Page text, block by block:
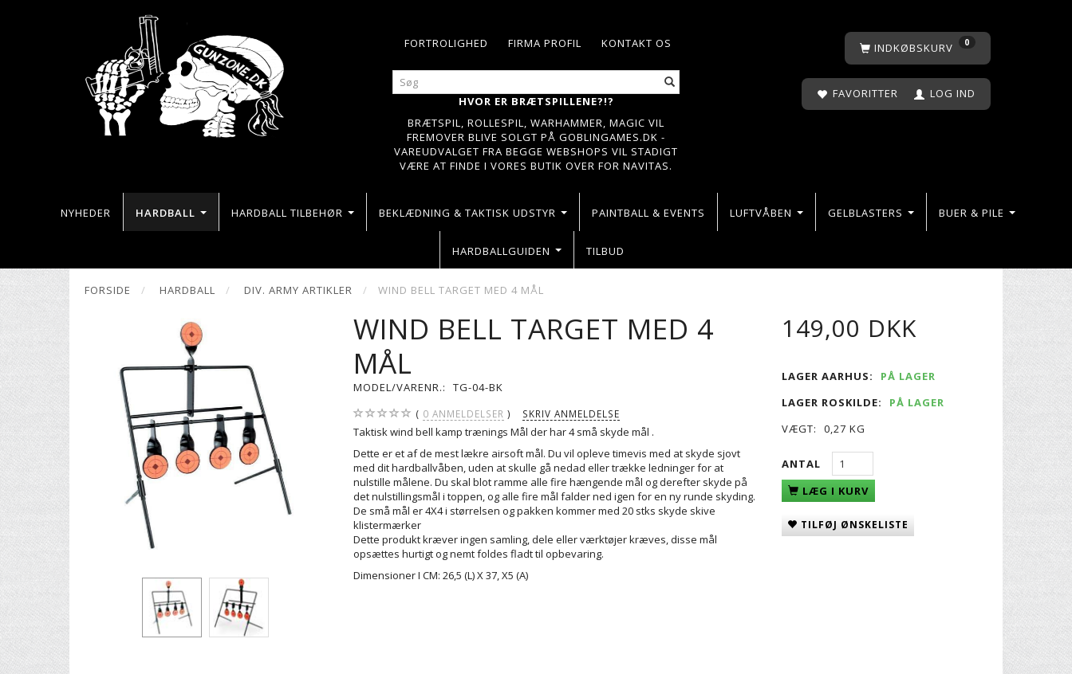
KONTAKT OS
FIRMA PROFIL
FORTROLIGHED
HVOR ER BRÆTSPILLENE?!?
BRÆTSPIL, ROLLESPIL, WARHAMMER, MAGIC VIL
FREMOVER BLIVE SOLGT PÅ GOBLINGAMES.DK -
VAREUDVALGET FRA BEGGE WEBSHOPS VIL STADIGT
VÆRE AT FINDE I VORES BUTIK OVER FOR NAVITAS.
INDKØBSKURV 0
FAVORITTER LOG IND
NYHEDER HARDBALL HARDBALL TILBEHØR BEKLÆDNING & TAKTISK UDSTYR PAINTBALL & EVENTS LUFTVÅBEN GELBLASTERS BUER & PILE
HARDBALLGUIDEN TILBUD
FORSIDE HARDBALL DIV. ARMY ARTIKLER WIND BELL TARGET MED 4 MÅL
WIND BELL TARGET MED 4
MÅL
MODEL/VARENR.: TG-04-BK
0 ANMELDELSER SKRIV ANMELDELSE
Taktisk wind bell kamp trænings Mål der har 4 små skyde mål .
Dette er et af de mest lækre airsoft mål. Du vil opleve timevis med at skyde sjovt
med dit hardballvåben, uden at skulle gå nedad eller trække ledninger for at
nulstille målene. Du skal blot ramme alle fire hængende mål og derefter skyde på
det nulstillingsmål i toppen, og alle fire mål falder ned igen for en ny runde skyding.
De små mål er 4X4 i størrelsen og pakken kommer med 20 stks skyde skive
klistermærker
Dette produkt kræver ingen samling, dele eller værktøjer kræves, disse mål
opsættes hurtigt og nemt foldes fladt til opbevaring.
Dimensioner I CM: 26,5 (L) X 37, X5 (A)
149,00 DKK
LAGER AARHUS:
PÅ LAGER
LAGER ROSKILDE:
PÅ LAGER
VÆGT:
0,27 KG
ANTAL
LÆG I KURV
TILFØJ ØNSKELISTE